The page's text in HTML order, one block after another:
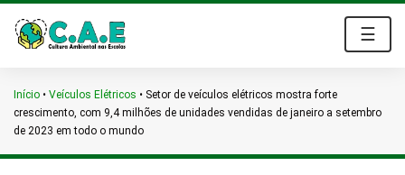
☰
Início • Veículos Elétricos • Setor de veículos elétricos mostra forte
crescimento, com 9,4 milhões de unidades vendidas de janeiro a setembro
de 2023 em todo o mundo